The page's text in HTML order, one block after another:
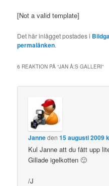
[Not a valid template]
Det här inlägget postades i
permalänken.
6 REAKTION PÅ “JAN Å:S GALLERI”
Janneden15 augusti 2009
Kul Janne att du fått upp
Gillade igelkotten 🙂
/J